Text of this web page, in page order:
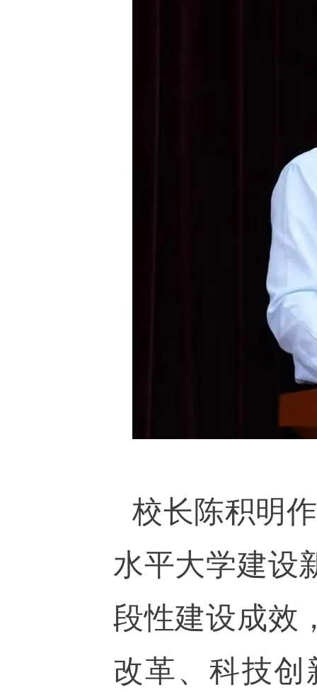
校长陈积明
水平大学建设
段性建设成效
改革、科技